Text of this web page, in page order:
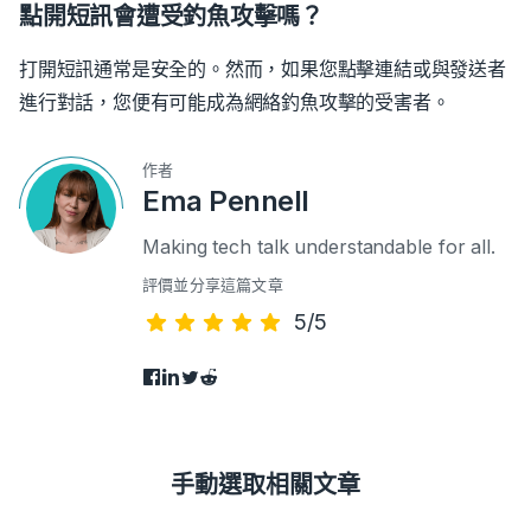
點開短訊會遭受釣魚攻擊嗎？
打開短訊通常是安全的。然而，如果您點擊連結或與發送者
進行對話，您便有可能成為網絡釣魚攻擊的受害者。
作者
Ema Pennell
Making tech talk understandable for all.
評價並分享這篇文章
5/5
手動選取相關文章